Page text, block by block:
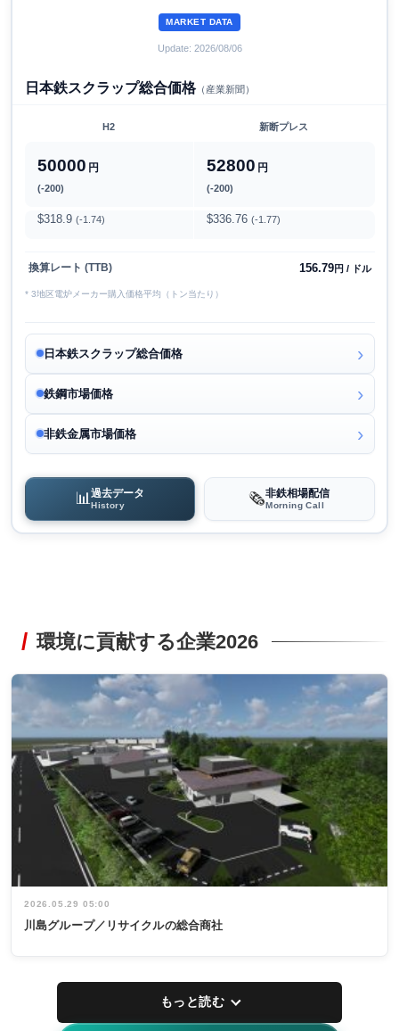
MARKET DATA
Update: 2026/08/06
日本鉄スクラップ総合価格（産業新聞）
H2 新断プレス
50000 円
(-200)
52800 円
(-200)
$318.9 (-1.74) $336.76 (-1.77)
換算レート (TTB) 156.79円 / ドル
* 3地区電炉メーカー購入価格平均（トン当たり）
日本鉄スクラップ総合価格
鉄鋼市場価格
非鉄金属市場価格
📊過去データ
History 🗞️非鉄相場配信
Morning Call
環境に貢献する企業2026
2026.05.29 05:00
川島グループ／リサイクルの総合商社
もっと読む